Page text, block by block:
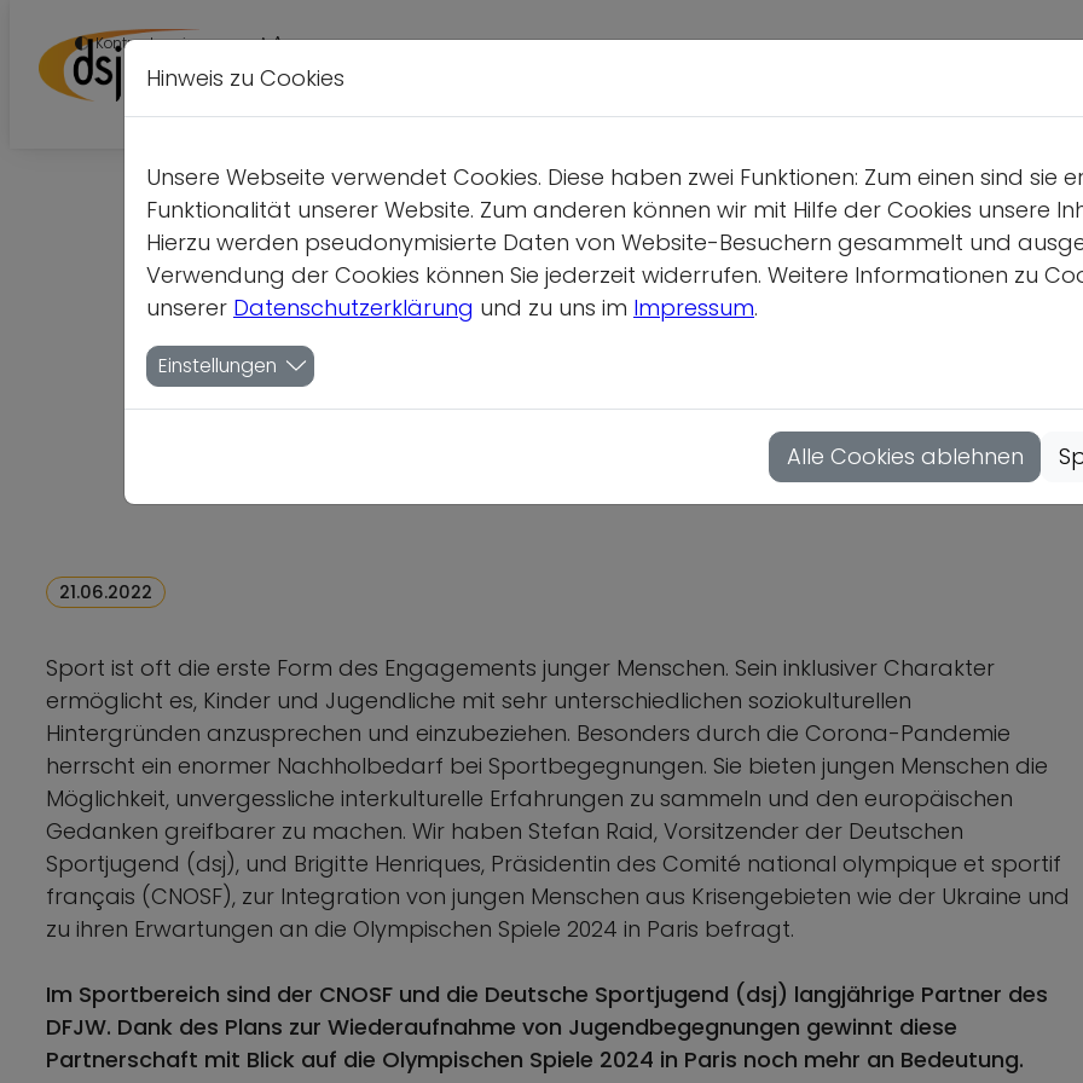
Kontrastversion A A A
Sport: Spielfeld
Ein Interview des
21.06.2022
Sport ist oft die erste Form des Engagements junger Menschen. Sein inklusiver Charakter
ermöglicht es, Kinder und Jugendliche mit sehr unterschiedlichen soziokulturellen
Hintergründen anzusprechen und einzubeziehen. Besonders durch die Corona-Pandemie
herrscht ein enormer Nachholbedarf bei Sportbegegnungen. Sie bieten jungen Menschen die
Möglichkeit, unvergessliche interkulturelle Erfahrungen zu sammeln und den europäischen
Gedanken greifbarer zu machen. Wir haben Stefan Raid, Vorsitzender der Deutschen
Sportjugend (dsj), und Brigitte Henriques, Präsidentin des Comité national olympique et sportif
français (CNOSF), zur Integration von jungen Menschen aus Krisengebieten wie der Ukraine und
zu ihren Erwartungen an die Olympischen Spiele 2024 in Paris befragt.
Im Sportbereich sind der CNOSF und die Deutsche Sportjugend (dsj) langjährige Partner des
DFJW. Dank des Plans zur Wiederaufnahme von Jugendbegegnungen gewinnt diese
Partnerschaft mit Blick auf die Olympischen Spiele 2024 in Paris noch mehr an Bedeutung.
Hinweis zu Cookies
Unsere Webseite verwendet Cookies. Diese haben zwei Funktionen: Zum einen sind
Funktionalität unserer Website. Zum anderen können wir mit Hilfe der Cookies unsere
Hierzu werden pseudonymisierte Daten von Website-Besuchern gesammelt und
Verwendung der Cookies können Sie jederzeit widerrufen. Weitere Informationen zu
unserer Datenschutzerklärung und zu uns im Impressum.
Einstellungen
Alle Cookies ablehnen